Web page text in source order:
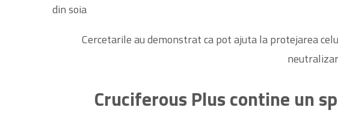
din soia
Cercetarile au demonstrat ca pot ajuta la protejarea
Cruciferous Plus contine un